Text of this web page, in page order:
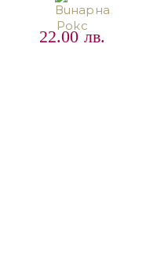
22.00 лв.